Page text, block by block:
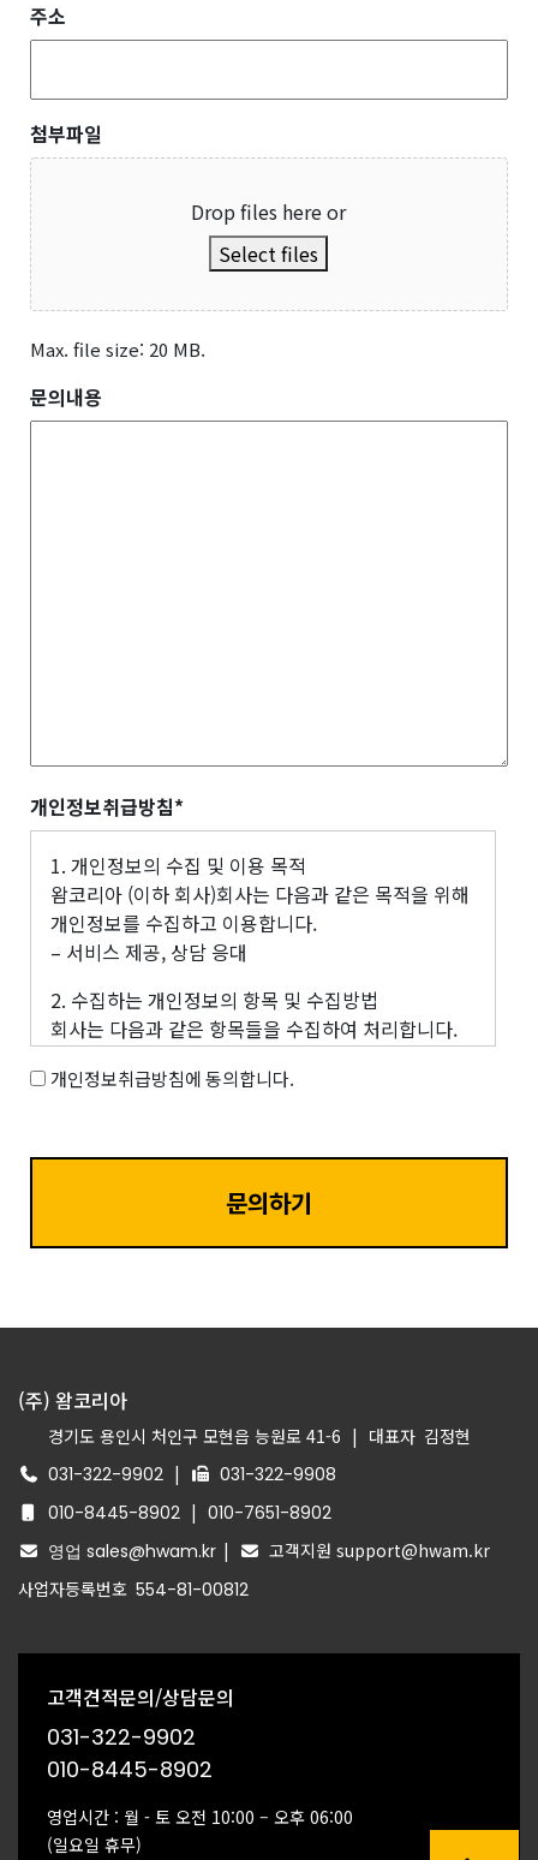
주소
첨부파일
Drop files here or
Select files
Max. file size: 20 MB.
문의내용
개인정보취급방침*
1. 개인정보의 수집 및 이용 목적
왐코리아 (이하 회사)회사는 다음과 같은 목적을 위해
개인정보를 수집하고 이용합니다.
– 서비스 제공, 상담 응대
2. 수집하는 개인정보의 항목 및 수집방법
회사는 다음과 같은 항목들을 수집하여 처리합니다.
수집·이용목적 달성 시까지, 또는 귀하가 동의를 철회
할 때까지 보유·이용됩니다.
4. 개인정보에 관한 민원서비스
개인정보관리책임자를 지정하고 있습니다.
– 전화번호 : 031-322-9902
– 이메일 : sales@hwam.kr
회사의 서비스를 이용하시며 발생하는 모든 개인정보
보호 관련 민원을 개인정보관리책임자 혹은 담당부서
로 신고하실 수 있습니다. 회사는 이용자들의 신고사
항에 대해 신속하게 충분한 답변을 드릴 것입니다. 기
타 개인정보침해에 대한 신고나 상담이 필요하신 경
이 118)
2.정보보호마크인증위원회 (www.eprivacy.or.kr/
02-580-0533~4)
(http://icic.sppo.go.kr/ 02-3480-3600)
4.경찰청 사이버테러대응센터 (www.ctrc.go.kr/
개인정보취급방침에 동의합니다.
(주) 왐코리아
경기도 용인시 처인구 모현읍 능원로 41-6 | 대표자 김정현
031-322-9902 |
031-322-9908
010-8445-8902 | 010-7651-8902
영업 sales@hwam.kr |
고객지원 support@hwam.kr
사업자등록번호 554-81-00812
고객견적문의/상담문의
031-322-9902
010-8445-8902
영업시간 : 월 - 토 오전 10:00 – 오후 06:00
(일요일 휴무)